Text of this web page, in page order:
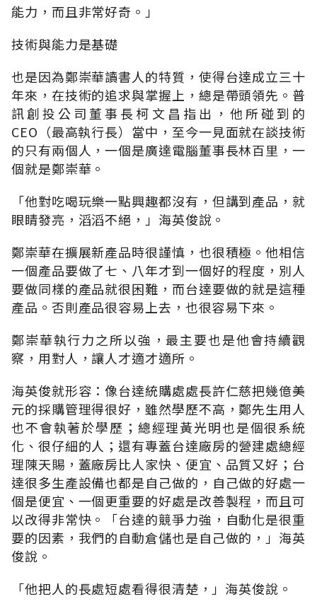
能力，而且非常好奇。」
技術與能力是基礎
也是因為鄭崇華讀書人的特質，使得台達成立三十
年來，在技術的追求與掌握上，總是帶頭領先。普
訊創投公司董事長柯文昌指出，他所碰到的
CEO（最高執行長）當中，至今一見面就在談技術
的只有兩個人，一個是廣達電腦董事長林百里，一
個就是鄭崇華。
「他對吃喝玩樂一點興趣都沒有，但講到產品，就
眼睛發亮，滔滔不絕，」海英俊說。
鄭崇華在擴展新產品時很謹慎，也很積極。他相信
一個產品要做了七、八年才到一個好的程度，別人
要做同樣的產品就很困難，而台達要做的就是這種
產品。否則產品很容易上去，也很容易下來。
鄭崇華執行力之所以強，最主要也是他會持續觀
察，用對人，讓人才適才適所。
海英俊就形容：像台達統購處處長許仁慈把幾億美
元的採購管理得很好，雖然學歷不高，鄭先生用人
也不會執著於學歷；總經理黃光明也是個很系統
化、很仔細的人；還有專蓋台達廠房的營建處總經
理陳天賜，蓋廠房比人家快、便宜、品質又好；台
達很多生產設備也都是自己做的，自己做的好處一
個是便宜、一個更重要的好處是改善製程，而且可
以改得非常快。「台達的競爭力強，自動化是很重
要的因素，我們的自動倉儲也是自己做的，」海英
俊說。
「他把人的長處短處看得很清楚，」海英俊說。